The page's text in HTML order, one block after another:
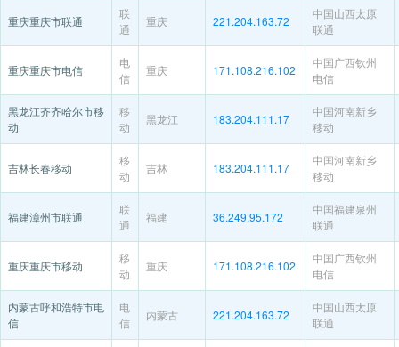
重庆重庆市联通
联
通
重庆 221.204.163.72
中国山西太原
联通
重庆重庆市电信
电
信
重庆 171.108.216.102
中国广西钦州
电信
黑龙江齐齐哈尔市移
动
移
动
黑龙江 183.204.111.17
中国河南新乡
移动
吉林长春移动
移
动
吉林 183.204.111.17
中国河南新乡
移动
福建漳州市联通
联
通
福建 36.249.95.172
中国福建泉州
联通
重庆重庆市移动
移
动
重庆 171.108.216.102
中国广西钦州
电信
内蒙古呼和浩特市电
信
电
信
内蒙古 221.204.163.72
中国山西太原
联通